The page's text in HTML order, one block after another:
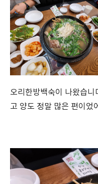
오리한방백숙이 나왔습
고 양도 정말 많은 편이었